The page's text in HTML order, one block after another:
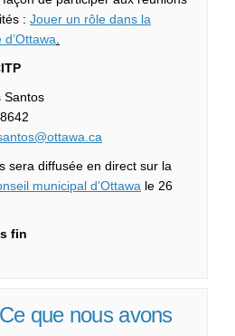
: Jouer un rôle dans la
.
Santos
sera diffusée en direct sur la
municipal d’Ottawa (Liens externes)
le 26
fin
que nous avons